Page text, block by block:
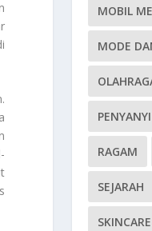
MOBIL
MODE
RAGAM
SEJARAH
SKINCARE